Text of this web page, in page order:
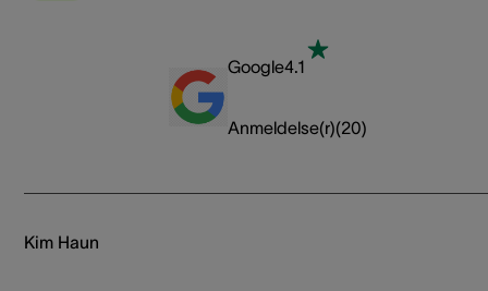
Google4.1
Anmeldelse(r)(20)
Kim Haun